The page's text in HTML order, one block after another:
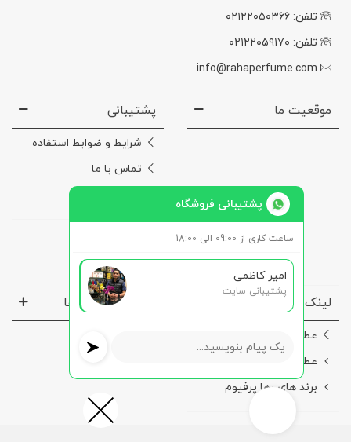
تلفن: ۰۲۱۲۲۰۵۰۳۶۶
تلفن: ۰۲۱۲۲۰۵۹۱۷۰
info@rahaperfume.com
موقعیت ما پشتیبانی
شرایط و ضوابط استفاده
تماس با ما
لینک ها مفید
عطر مردانه
عطر زنانه
برند های رها پرفیوم
نماد ها و مجوز ها
پشتیبانی فروشگاه
ساعت کاری از 09:00 الی 18:00
امیر کاظمی
پشتیبانی سایت